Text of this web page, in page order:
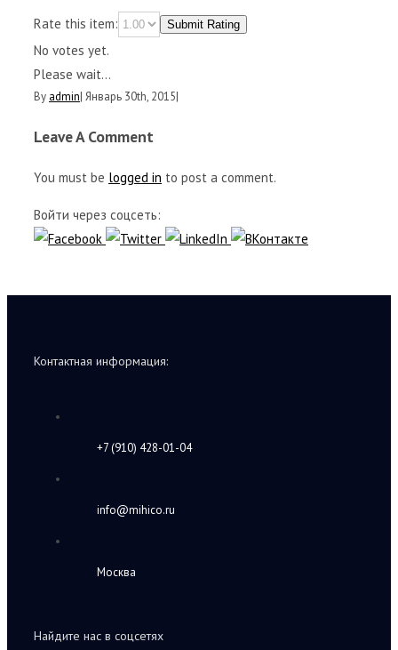
Rate this item: Submit Rating
No votes yet.
Please wait...
By admin| Январь 30th, 2015|
Leave A Comment
You must be logged in to post a comment.
Войти через соцсеть:
Контактная информация:
+7 (910) 428-01-04
info@mihico.ru
Москва
Найдите нас в соцсетях